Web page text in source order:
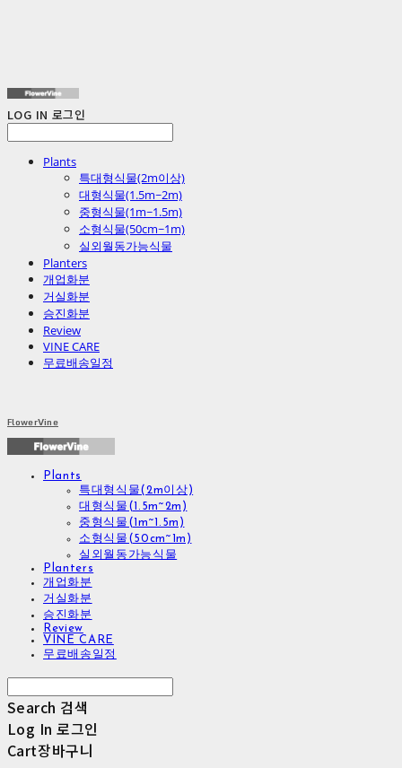
LOG IN 로그인
Plants
특대형식물(2m이상)
대형식물(1.5m~2m)
중형식물(1m~1.5m)
소형식물(50cm~1m)
실외월동가능식물
Planters
개업화분
거실화분
승진화분
Review
VINE CARE
무료배송일정
FlowerVine
Plants
특대형식물(2m이상)
대형식물(1.5m~2m)
중형식물(1m~1.5m)
소형식물(50cm~1m)
실외월동가능식물
Planters
개업화분
거실화분
승진화분
Review
VINE CARE
무료배송일정
Search 검색
Log In 로그인
Cart장바구니